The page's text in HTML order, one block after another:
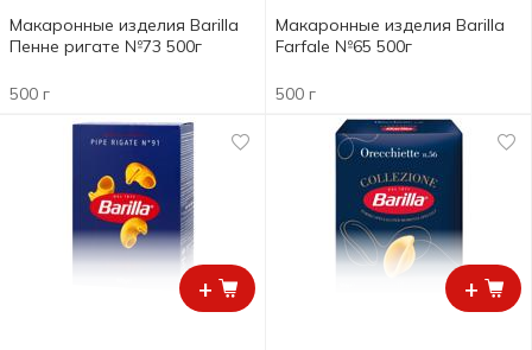
Макаронные изделия Barilla
Пенне ригате №73 500г
500 г
Макаронные изделия Barilla
Farfale №65 500г
500 г
+ +